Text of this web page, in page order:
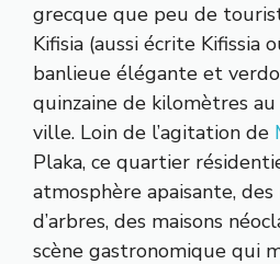
grecque que peu de
Kifisia (aussi écrite Kifissia
banlieue élégante et
quinzaine de kilomètres
ville. Loin de l’agitation de
Plaka, ce quartier
atmosphère apaisante,
d’arbres, des maisons
scène gastronomique qui